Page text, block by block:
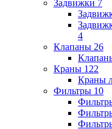
Задвижки 7
4
Клапаны 26
Краны 122
Краны
Фильтры 10